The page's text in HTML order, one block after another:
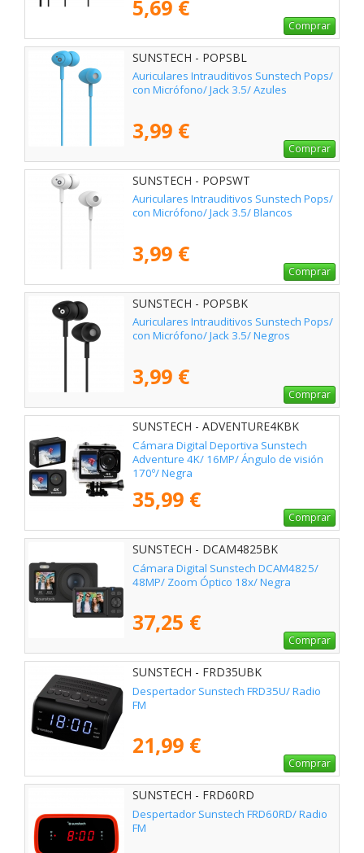
5,69 €
Comprar
SUNSTECH - POPSBL
Auriculares Intrauditivos Sunstech Pops/
con Micrófono/ Jack 3.5/ Azules
3,99 €
Comprar
SUNSTECH - POPSWT
Auriculares Intrauditivos Sunstech Pops/
con Micrófono/ Jack 3.5/ Blancos
3,99 €
Comprar
SUNSTECH - POPSBK
Auriculares Intrauditivos Sunstech Pops/
con Micrófono/ Jack 3.5/ Negros
3,99 €
Comprar
SUNSTECH - ADVENTURE4KBK
Cámara Digital Deportiva Sunstech
Adventure 4K/ 16MP/ Ángulo de visión
170º/ Negra
35,99 €
Comprar
SUNSTECH - DCAM4825BK
Cámara Digital Sunstech DCAM4825/
48MP/ Zoom Óptico 18x/ Negra
37,25 €
Comprar
SUNSTECH - FRD35UBK
Despertador Sunstech FRD35U/ Radio
FM
21,99 €
Comprar
SUNSTECH - FRD60RD
Despertador Sunstech FRD60RD/ Radio
FM